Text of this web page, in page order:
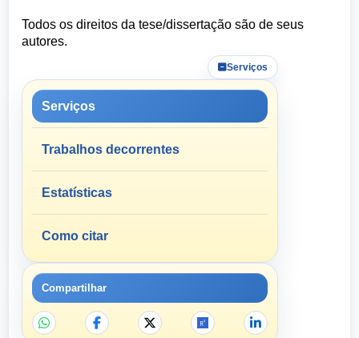
Todos os direitos da tese/dissertação são de seus
autores.
Serviços
Serviços
Trabalhos decorrentes
Estatísticas
Como citar
Compartilhar